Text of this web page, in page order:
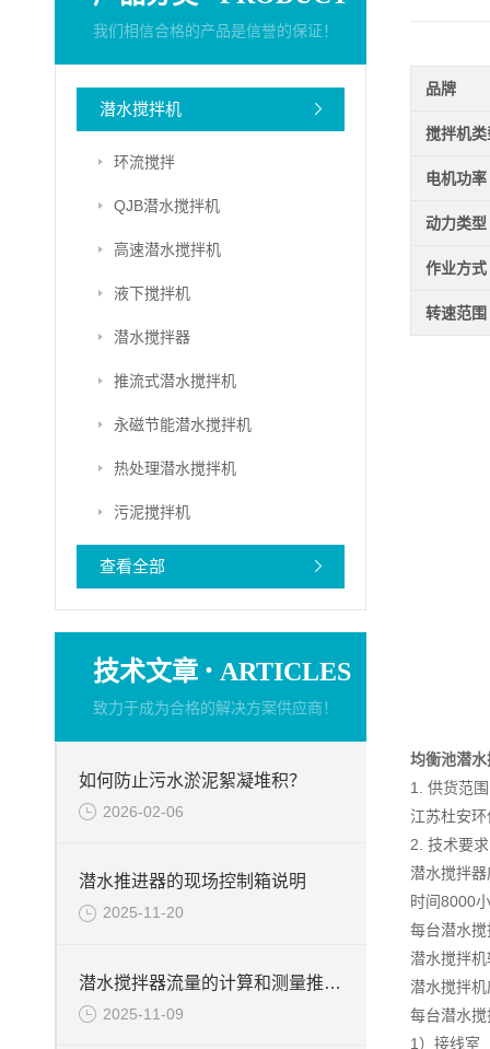
我们相信合格的产品是信誉的保证！
潜水搅拌机
环流搅拌
QJB潜水搅拌机
高速潜水搅拌机
液下搅拌机
潜水搅拌器
推流式潜水搅拌机
永磁节能潜水搅拌机
热处理潜水搅拌机
污泥搅拌机
查看全部
技术文章 · ARTICLES
致力于成为合格的解决方案供应商！
如何防止污水淤泥絮凝堆积？
2026-02-06
潜水推进器的现场控制箱说明
2025-11-20
潜水搅拌器流量的计算和测量推力的试验台介绍
2025-11-09
品牌
搅拌机类
电机功率
动力类型
作业方式
转速范围
均衡池潜
1. 供货范围
江苏杜安
2. 技术要求
潜水搅拌
时间8000
每台潜水
潜水搅拌
潜水搅拌
每台潜水
1）接线室